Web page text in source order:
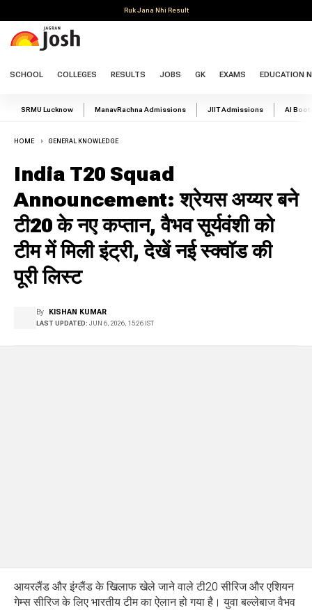
Ruk Jana Nhi Result
SCHOOL COLLEGES RESULTS JOBS GK EXAMS EDUCATION
SRMU Lucknow ManavRachna Admissions JIIT Admissions AI
HOME GENERAL KNOWLEDGE
India T20 Squad
Announcement: श्रेयस अय्यर बने
टी20 के नए कप्तान, वैभव सूर्यवंशी को
टीम में मिली इंट्री, देखें नई स्क्वॉड की
पूरी लिस्ट
By KISHAN KUMAR
LAST UPDATED: JUN 6, 2026, 15:26 IST
आयरलैंड और इंग्लैंड के खिलाफ खेले जाने वाले टी20 सीरिज और एशियन
गेम्स सीरिज के लिए भारतीय टीम का ऐलान हो गया है। युवा बल्लेबाज वैभव